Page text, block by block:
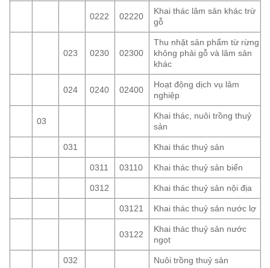
0222 02220
Khai thác lâm sản khác trừ
gỗ
023 0230 02300
Thu nhặt sản phẩm từ rừng
không phải gỗ và lâm sản
khác
024 0240 02400
Hoạt động dịch vụ lâm
nghiệp
03
Khai thác, nuôi trồng thuỷ
sản
031 Khai thác thuỷ sản
0311 03110 Khai thác thuỷ sản biển
0312 Khai thác thuỷ sản nội địa
03121 Khai thác thuỷ sản nước lợ
03122
Khai thác thuỷ sản nước
ngọt
032 Nuôi trồng thuỷ sản